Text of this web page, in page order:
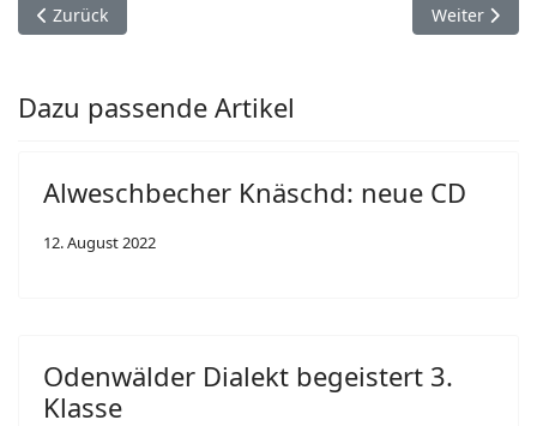
Vorheriger Beitrag: Weil du moin... Rudi von Reichenbach
Zurück Nächster
Weiter
Dazu passende Artikel
Alweschbecher Knäschd: neue CD
12. August 2022
Odenwälder Dialekt begeistert 3.
Klasse